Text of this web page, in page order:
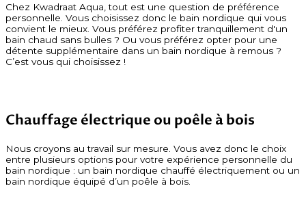
Chez Kwadraat Aqua, tout est une question de préférence
personnelle. Vous choisissez donc le bain nordique qui vous
convient le mieux. Vous préférez profiter tranquillement d'un
bain chaud sans bulles ? Ou vous préférez opter pour une
détente supplémentaire dans un bain nordique à remous ?
C’est vous qui choisissez !
Chauffage électrique ou poêle à bois
Nous croyons au travail sur mesure. Vous avez donc le choix
entre plusieurs options pour votre expérience personnelle du
bain nordique : un bain nordique chauffé électriquement ou un
bain nordique équipé d’un poêle à bois.